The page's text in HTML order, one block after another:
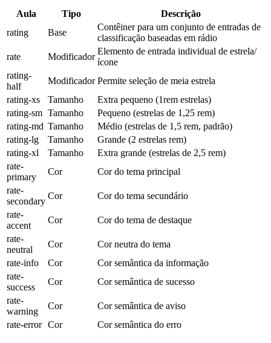
Aula Tipo
Descrição
rating
Base
Contêiner para um conjunto de entradas de
classificação baseadas em rádio
rate
Modificador
Elemento de entrada individual de estrela/
ícone
rating-
half
Modificador Permite seleção de meia estrela
rating-xs
Tamanho
Extra pequeno (1rem estrelas)
rating-sm Tamanho
Pequeno (estrelas de 1,25 rem)
rating-md Tamanho
Médio (estrelas de 1,5 rem, padrão)
rating-lg
Tamanho
Grande (2 estrelas rem)
rating-xl
Tamanho
Extra grande (estrelas de 2,5 rem)
rate-
primary
Cor
Cor do tema principal
rate-
secondary
Cor
Cor do tema secundário
rate-
accent
Cor
Cor do tema de destaque
rate-
neutral
Cor
Cor neutra do tema
rate-info
Cor
Cor semântica da informação
rate-
success
Cor
Cor semântica de sucesso
rate-
warning
Cor
Cor semântica de aviso
rate-error Cor Cor semântica do erro